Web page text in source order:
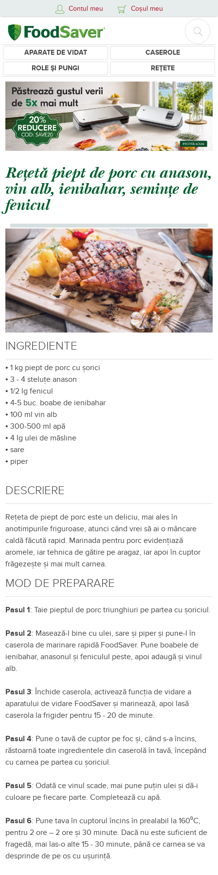
Contul meu Coșul meu
APARATE DE VIDAT
CASEROLE
ROLE ȘI PUNGI
REȚETE
Rețetă piept de porc cu anason,
vin alb, ienibahar, semințe de
fenicul
INGREDIENTE
•1 kg piept de porc cu șorici
•3 - 4 steluțe anason
•1/2 lg fenicul
•4-5 buc. boabe de ienibahar
•100 ml vin alb
•300-500 ml apă
•4 lg ulei de măsline
•sare
• piper
DESCRIERE
Rețeta de piept de porc este un deliciu, mai ales în
anotimpurile friguroase, atunci când vrei să ai o mâncare
caldă făcută rapid. Marinada pentru porc evidențiază
aromele, iar tehnica de gătire pe aragaz, iar apoi în cuptor
frăgezește și mai mult carnea.
MOD DE PREPARARE
Pasul 1: Taie pieptul de porc triunghiuri pe partea cușoriciul.
Pasul 2: Masează-l bine cu ulei,sare și piperși pune-lîn
caserola de marinare rapidă FoodSaver. Pune boabele de
ienibahar, anasonulși feniculul peste, apoiadaugă și vinul
alb.
Pasul 3: Închide caserola,activează funcția de vidare a
aparatului de vidare FoodSaverși marinează, apoi lasă
caserola la frigider pentru 15 - 20 de minute.
Pasul 4: Pune otavă de cuptor pe focși, când s-aîncins,
răstoarnă toate ingredienteledin caserolă în tavă, începând
cucarnea pe partea cușoriciul.
Pasul 5: Odată ce vinul scade, mai pune puțin uleiși dă-i
culoare pe fiecare parte. Completează cu apă.
Pasul 6: Punetava în cuptorulîncins în prealabil la 160⁰C,
pentru 2 ore – 2 oreși 30 minute. Dacă nu este suficient de
fragedă, mai las-o alte 15 - 30 minute, până cecarnea se va
desprinde de peos cu ușurință.